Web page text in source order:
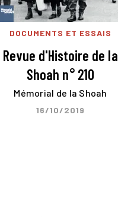
DOCUMENTS ET ESSAIS
Revue d'Histoire de la
Shoah n° 210
Mémorial de la Shoah
16/10/2019